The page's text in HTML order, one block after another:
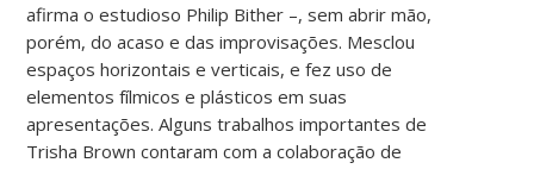
afirma o estudioso Philip Bither –, sem abrir mão,
porém, do acaso e das improvisações. Mesclou
espaços horizontais e verticais, e fez uso de
elementos fílmicos e plásticos em suas
apresentações. Alguns trabalhos importantes de
Trisha Brown contaram com a colaboração de